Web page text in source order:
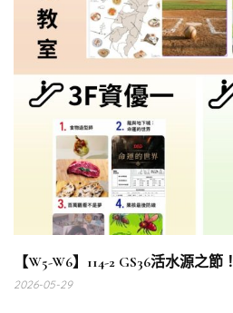
【W5-W6】114-2 GS36活水源之節！
2026-05-29